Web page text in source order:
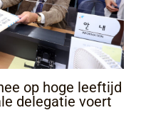
op hoge leeftijd
delegatie voert